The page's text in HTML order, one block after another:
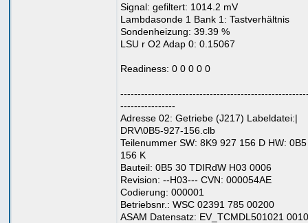
Signal: gefiltert: 1014.2 mV
Lambdasonde 1 Bank 1: Tastverhältnis
Sondenheizung: 39.39 %
LSU r O2 Adap 0: 0.15067
Readiness: 0 0 0 0 0
----------------
Adresse 02: Getriebe (J217) Labeldatei:|
DRV\0B5-927-156.clb
Teilenummer SW: 8K9 927 156 D HW:
156 K
Bauteil: 0B5 30 TDIRdW H03 0006
Revision: --H03--- CVN: 000054AE
Codierung: 000001
Betriebsnr.: WSC 02391 785 00200
ASAM Datensatz: EV_TCMDL501021